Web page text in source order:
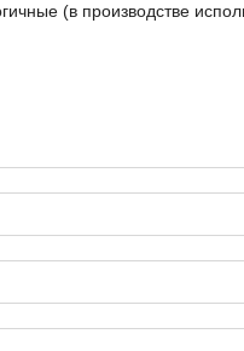
(в производстве